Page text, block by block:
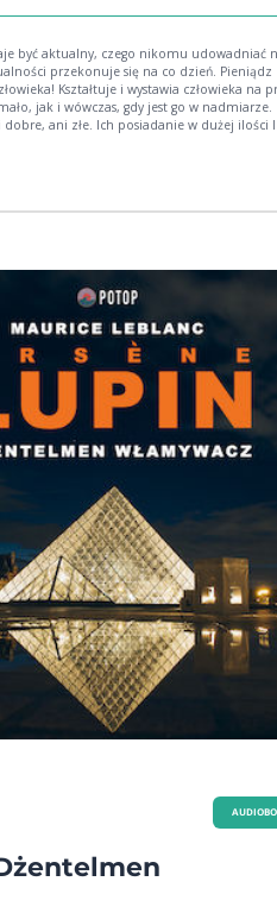
być aktualny, czego nikomu udowadniać
się na co dzień. Pieniądz ma w
Kształtuje i wystawia człowieka na
jak i wówczas, gdy jest go w nadmiarze.
dobre, ani złe. Ich posiadanie w dużej ilości
w kościele, także weryfikowania jego
niedzielnych nabożeństwach ponad 7000
Barry Cameron nawołuje kościoły i
finansową. Jest autorem kilku książek,
Napisał też Contagious Generosity i The